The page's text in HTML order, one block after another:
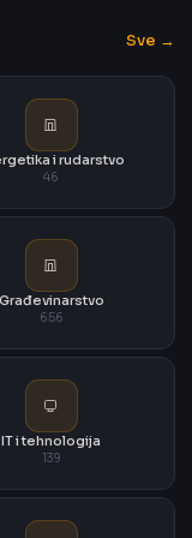
Sve →
i rudarstvo
46
Građevinarstvo
656
IT i tehnologija
139